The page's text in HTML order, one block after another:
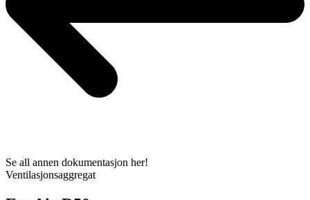
Se all annen dokumentasjon her!
Ventilasjonsaggregat